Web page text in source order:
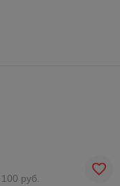
руб.